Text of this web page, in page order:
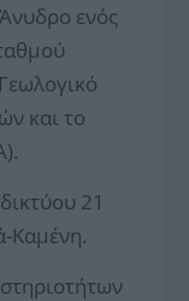
ενός
και το
21
Καμένη.